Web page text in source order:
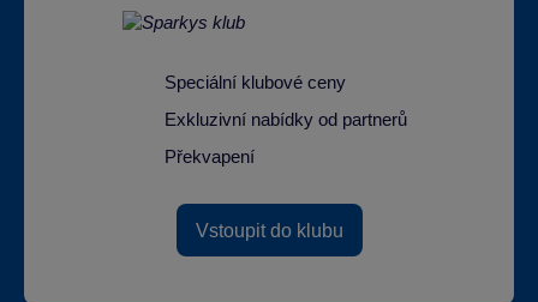
Speciální klubové ceny
Exkluzivní nabídky od partnerů
Překvapení
Vstoupit do klubu